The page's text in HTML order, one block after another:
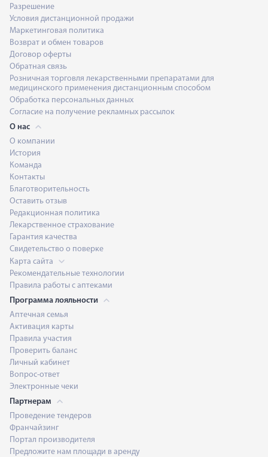
Разрешение
Условия дистанционной продажи
Маркетинговая политика
Возврат и обмен товаров
Договор оферты
Обратная связь
Розничная торговля лекарственными препаратами для
медицинского применения дистанционным способом
Обработка персональных данных
Согласие на получение рекламных рассылок
О нас
О компании
История
Команда
Контакты
Благотворительность
Оставить отзыв
Редакционная политика
Лекарственное страхование
Гарантия качества
Свидетельство о поверке
Карта сайта
Рекомендательные технологии
Правила работы с аптеками
Программа лояльности
Аптечная семья
Активация карты
Правила участия
Проверить баланс
Личный кабинет
Вопрос-ответ
Электронные чеки
Партнерам
Проведение тендеров
Франчайзинг
Портал производителя
Предложите нам площади в аренду